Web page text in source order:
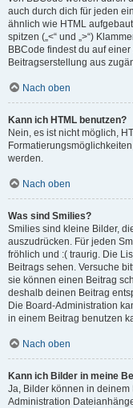
auch durch dich für jeden
ähnlich wie HTML
spitzen („<“ und „>“)
BBCode findest du auf
Beitragserstellung aus
Nach oben
Kann ich HTML benutzen?
Nein, es ist nicht möglich,
werden.
Nach oben
Was sind Smilies?
Smilies sind kleine Bilder,
auszudrücken. Für jeden
fröhlich und :( traurig. Die
Beitrags sehen. Versuche
sie können einen Beitrag
deshalb deinen Beitrag
Die Board-Administration
in einem Beitrag benutzen
Nach oben
Kann ich Bilder in meine
Ja, Bilder können in
Administration